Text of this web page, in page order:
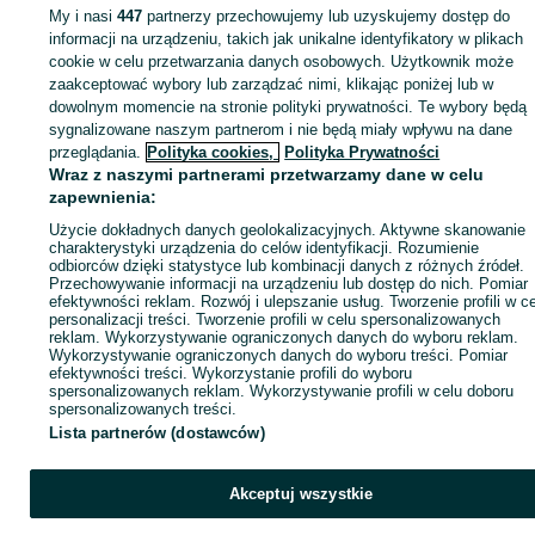
Zaloguj się lub załóż konto na OLX, aby skontaktować się z
sprzedającym
Zaloguj się / Załóż konto
Zadzwoń / SMS
My i nasi447 partnerzy przechowujemy lub uzyskujemy dostęp do
informacji na urządzeniu, takich jak unikalne identyfikatory w plikach
cookie w celu przetwarzania danych osobowych. Użytkownik może
zaakceptować wybory lub zarządzać nimi, klikając poniżej lub w
dowolnym momencie na stronie polityki prywatności. Te wybory będą
sygnalizowane naszym partnerom i nie będą miały wpływu na dane
przeglądania. Polityka cookies, Polityka Prywatności
Wraz z naszymi partnerami przetwarzamy dane w celu
zapewnienia:
Użycie dokładnych danych geolokalizacyjnych. Aktywne skanowanie
charakterystyki urządzenia do celów identyfikacji. Rozumienie
odbiorców dzięki statystyce lub kombinacji danych z różnych źródeł.
Przechowywanie informacji na urządzeniu lub dostęp do nich. Pomiar
efektywności reklam. Rozwój i ulepszanie usług. Tworzenie profili w
personalizacji treści. Tworzenie profili w celu spersonalizowanych
reklam. Wykorzystywanie ograniczonych danych do wyboru reklam.
Wykorzystywanie ograniczonych danych do wyboru treści. Pomiar
efektywności treści. Wykorzystanie profili do wyboru
spersonalizowanych reklam. Wykorzystywanie profili w celu doboru
spersonalizowanych treści.
Lista partnerów (dostawców)
Akceptuj wszystkie